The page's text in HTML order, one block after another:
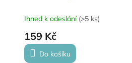
Ihned k odeslání (>5 ks)
159 Kč
Do košíku